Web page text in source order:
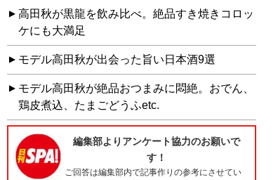
高田秋が黒龍を飲み比べ。絶品すき焼きコロッ
ケにも大満足
モデル高田秋が出会った旨い日本酒9選
モデル高田秋が絶品おつまみに悶絶。おでん、
鶏皮煮込、たまごどうふetc.